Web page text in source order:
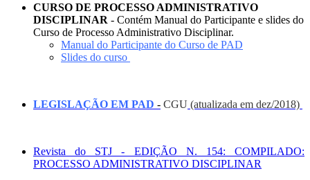
CURSO DE PROCESSO ADMINISTRATIVO
DISCIPLINAR - Contém Manual do Participante e slides do
Curso de Processo Administrativo Disciplinar.
Manual do Participante do Curso de PAD
Slides do curso
LEGISLAÇÃO EM PAD - CGU (atualizada em dez/2018)
Revista do STJ - EDIÇÃO N. 154: COMPILADO:
PROCESSO ADMINISTRATIVO DISCIPLINAR